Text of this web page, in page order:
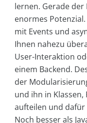
lernen. Gerade der
enormes
mit Events und
Ihnen nahezu
User-Interaktion
einem Backend.
der
und ihn in
aufteilen und dafür
Noch besser als